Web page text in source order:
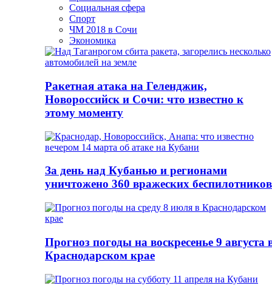
Социальная сфера
Спорт
ЧМ 2018 в Сочи
Экономика
Ракетная атака на Геленджик,
Новороссийск и Сочи: что известно к
этому моменту
За день над Кубанью и регионами
уничтожено 360 вражеских беспилотников
Прогноз погоды на воскресенье 9 августа
Краснодарском крае